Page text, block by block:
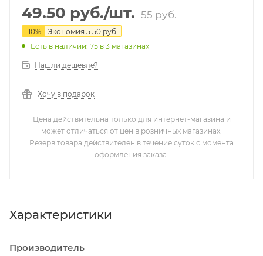
49.50 руб./шт. 55руб.
-10% Экономия 5.50 руб.
Есть в наличии: 75 в 3 магазинах
Нашли дешевле?
Хочу в подарок
Цена действительна только для интернет-магазина и
может отличаться от цен в розничных магазинах.
Резерв товара действителен в течение суток с момента
оформления заказа.
Характеристики
Производитель